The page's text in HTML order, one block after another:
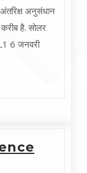
अनुसंधान
है. सोलर
6 जनवरी